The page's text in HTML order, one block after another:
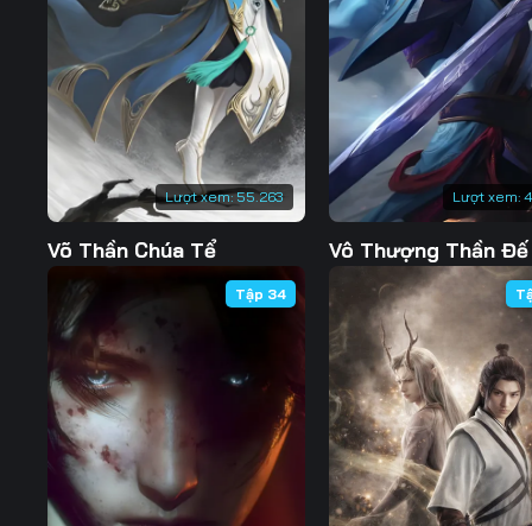
Tập 132 Tập 133 Tập 134
Tập 139 Tập 140 Tập 141
Tập 146 Tập 147 Tập 148
Tập 153 Tập 154 Tập 155
Tập 160
Tập 168 Tập 169
Tập 174 Tập 176
Tập 181 Tập 182 Tập 183
Tập 188 Tập 189 Tập 190
Tập 195 Tập 196 Tập 197
Lượt xem:55.263
Võ Thần Chúa Tể
Lượt xem:
Vô Thượng Thần Đế
Tập 34